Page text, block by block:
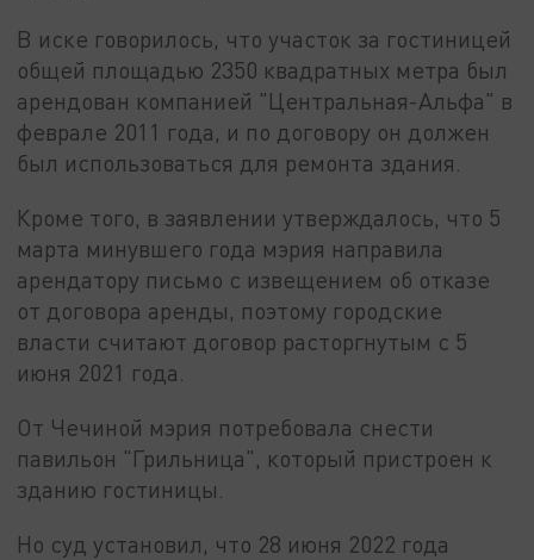
В иске говорилось, что участок за гостиницей
общей площадью 2350 квадратных метра был
арендован компанией "Центральная-Альфа" в
феврале 2011 года, и по договору он должен
был использоваться для ремонта здания.
Кроме того, в заявлении утверждалось, что 5
марта минувшего года мэрия направила
арендатору письмо с извещением об отказе
от договора аренды, поэтому городские
власти считают договор расторгнутым с 5
июня 2021 года.
От Чечиной мэрия потребовала снести
павильон "Грильница", который пристроен к
зданию гостиницы.
Но суд установил, что 28 июня 2022 года